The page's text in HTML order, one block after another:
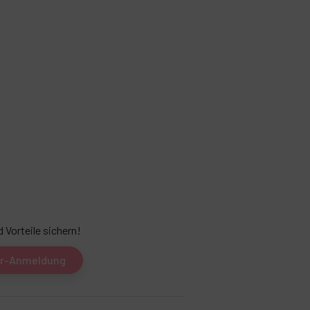
Vorteile sichern!
Anmeldung